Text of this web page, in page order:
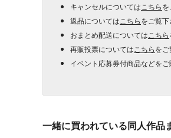
キャンセルについては こちらを
返品については こちらをご覧下
おまとめ配送については こちら
再販投票については こちらをご
イベント応募券付商品などを
一緒に買われている同人作品